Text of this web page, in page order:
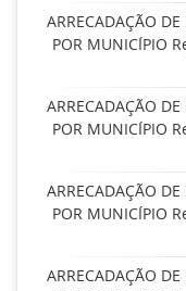
ARRECADAÇÃO
POR MUNICÍPIO
ARRECADAÇÃO
POR MUNICÍPIO
ARRECADAÇÃO
POR MUNICÍPIO
ARRECADAÇÃO